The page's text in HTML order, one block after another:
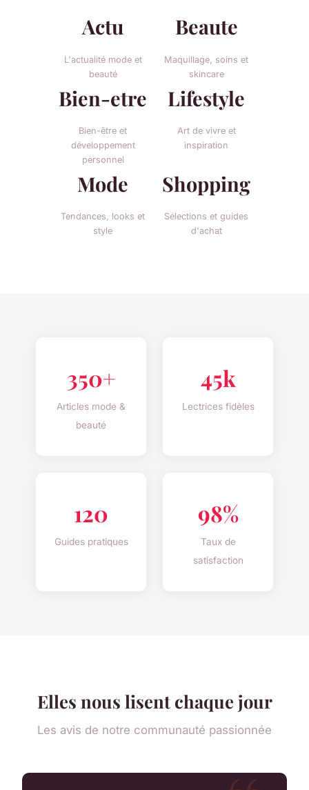
Actu
L'actualité mode et
beauté
Beaute
Maquillage, soins et
skincare
Bien-etre
Bien-être et
développement
personnel
Lifestyle
Art de vivre et
inspiration
Mode
Tendances, looks et
style
Shopping
Sélections et guides
d'achat
350+
Articles mode &
beauté
45k
Lectrices fidèles
120
Guides pratiques
98%
Taux de
satisfaction
Elles nous lisent chaque jour
Les avis de notre communauté passionnée